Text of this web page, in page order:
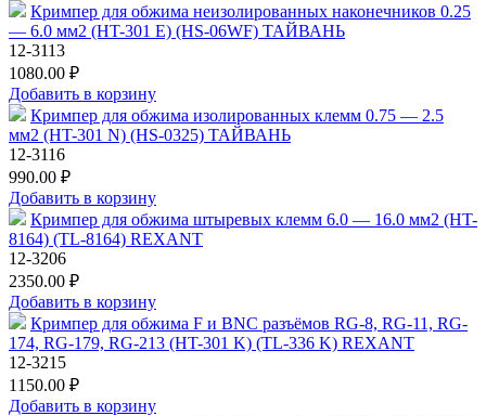
Кримпер для обжима неизолированных наконечников 0.25
— 6.0 мм2 (HT-301 E) (HS-06WF) ТАЙВАНЬ
12-3113
1080.00 ₽
Добавить в корзину
Кримпер для обжима изолированных клемм 0.75 — 2.5
мм2 (HT-301 N) (HS-0325) ТАЙВАНЬ
12-3116
990.00 ₽
Добавить в корзину
Кримпер для обжима штыревых клемм 6.0 — 16.0 мм2 (HT-
8164) (TL-8164) REXANT
12-3206
2350.00 ₽
Добавить в корзину
Кримпер для обжима F и BNC разъёмов RG-8, RG-11, RG-
174, RG-179, RG-213 (HT-301 K) (TL-336 K) REXANT
12-3215
1150.00 ₽
Добавить в корзину